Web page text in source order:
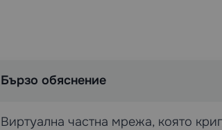
Бързо обяснение
Виртуална частна мрежа, която